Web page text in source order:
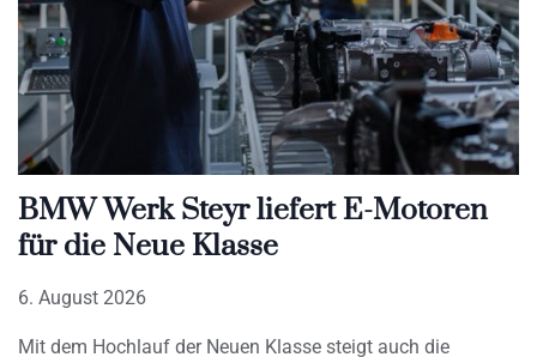
BMW Werk Steyr liefert E-Motoren
für die Neue Klasse
6. August 2026
Mit dem Hochlauf der Neuen Klasse steigt auch die